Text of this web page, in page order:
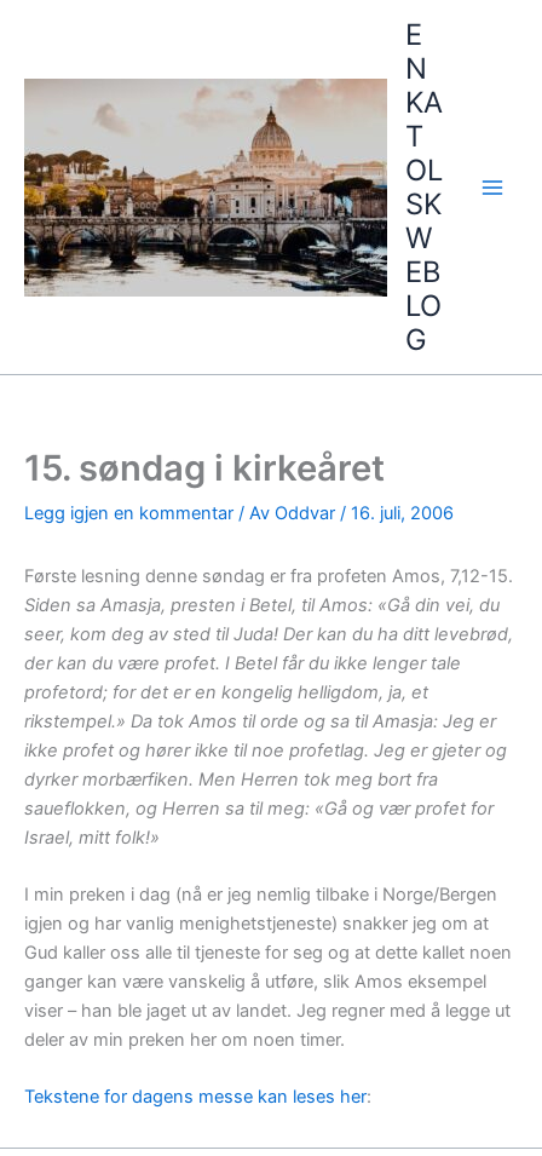
E
N
KA
T
OL
SK
W
EB
LO
G
15. søndag i kirkeåret
Legg igjen en kommentar / Av Oddvar / 16. juli, 2006
Første lesning denne søndag er fra profeten Amos, 7,12-15.
Siden sa Amasja, presten i Betel, til Amos: «Gå din vei, du
seer, kom deg av sted til Juda! Der kan du ha ditt levebrød,
der kan du være profet. I Betel får du ikke lenger tale
profetord; for det er en kongelig helligdom, ja, et
rikstempel.» Da tok Amos til orde og sa til Amasja: Jeg er
ikke profet og hører ikke til noe profetlag. Jeg er gjeter og
dyrker morbærfiken. Men Herren tok meg bort fra
saueflokken, og Herren sa til meg: «Gå og vær profet for
Israel, mitt folk!»
I min preken i dag (nå er jeg nemlig tilbake i Norge/Bergen
igjen og har vanlig menighetstjeneste) snakker jeg om at
Gud kaller oss alle til tjeneste for seg og at dette kallet noen
ganger kan være vanskelig å utføre, slik Amos eksempel
viser – han ble jaget ut av landet. Jeg regner med å legge ut
deler av min preken her om noen timer.
Tekstene for dagens messe kan leses her: